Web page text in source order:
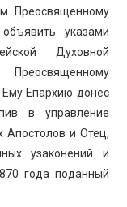
Преосвященному
указами
Духовной
Епархию донес
в управление
Апостолов и Отец,
узаконений и
года поданный